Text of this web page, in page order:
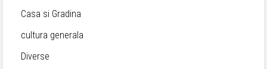
Casa si Gradina
cultura generala
Diverse